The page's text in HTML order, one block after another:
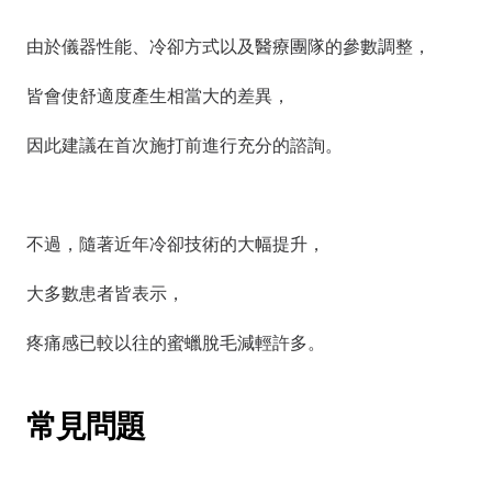
由於儀器性能、冷卻方式以及醫療團隊的參數調整，
皆會使舒適度產生相當大的差異，
因此建議在首次施打前進行充分的諮詢。
不過，隨著近年冷卻技術的大幅提升，
大多數患者皆表示，
疼痛感已較以往的蜜蠟脫毛減輕許多。
常見問題